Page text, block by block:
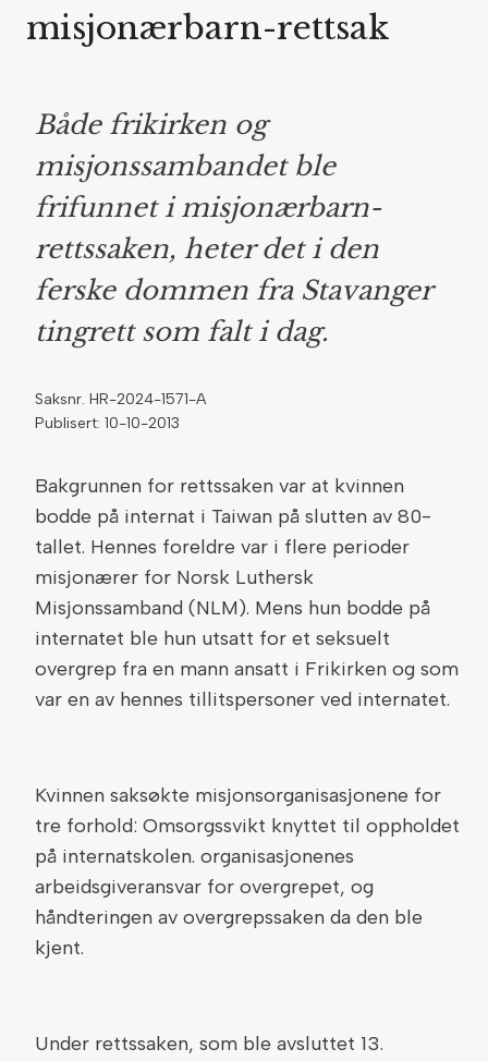
misjonærbarn-rettsak
Både frikirken og
misjonssambandet ble
frifunnet i misjonærbarn-
rettssaken, heter det i den
ferske dommen fra Stavanger
tingrett som falt i dag.
Saksnr. HR-2024-1571-A
Publisert: 10-10-2013
Bakgrunnen for rettssaken var at kvinnen
bodde på internat i Taiwan på slutten av 80-
tallet. Hennes foreldre var i flere perioder
misjonærer for Norsk Luthersk
Misjonssamband (NLM). Mens hun bodde på
internatet ble hun utsatt for et seksuelt
overgrep fra en mann ansatt i Frikirken og som
var en av hennes tillitspersoner ved internatet.
Kvinnen saksøkte misjonsorganisasjonene for
tre forhold: Omsorgssvikt knyttet til oppholdet
på internatskolen. organisasjonenes
arbeidsgiveransvar for overgrepet, og
håndteringen av overgrepssaken da den ble
kjent.
Under rettssaken, som ble avsluttet 13.